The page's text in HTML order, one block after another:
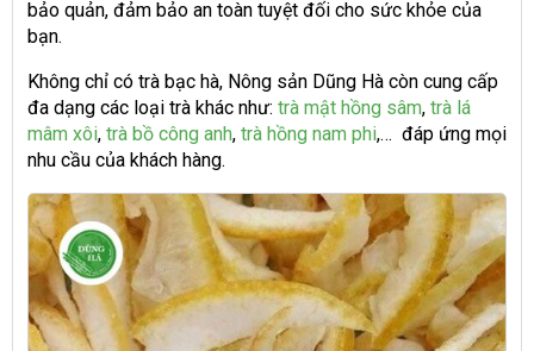
bảo quản, đảm bảo an toàn tuyệt đối cho sức khỏe của
bạn.
Không chỉ có trà bạc hà, Nông sản Dũng Hà còn cung cấp
đa dạng các loại trà khác như: trà mật hồng sâm, trà lá
mâm xôi, trà bồ công anh, trà hồng nam phi,… đáp ứng mọi
nhu cầu của khách hàng.